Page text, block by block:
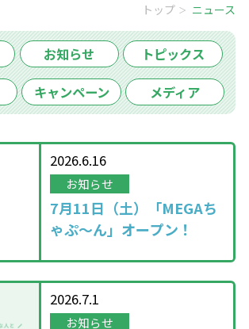
トップ ニュース
お知らせ トピックス
キャンペーン メディア
2026.6.16
お知らせ
7月11日（土）「MEGAち
ゃぷ～ん」オープン！
2026.7.1
お知らせ